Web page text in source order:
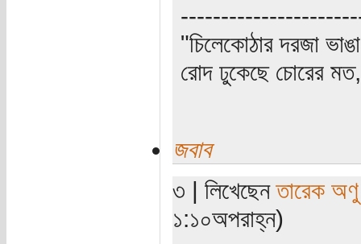
"চিলেকোঠার দরজা
রোদ ঢুকেছে চোরের মত,
জবাব
৩ | লিখেছেনতারেক অণু
১:১০অপরাহ্ন)